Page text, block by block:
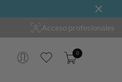
Acceso profesionales
0